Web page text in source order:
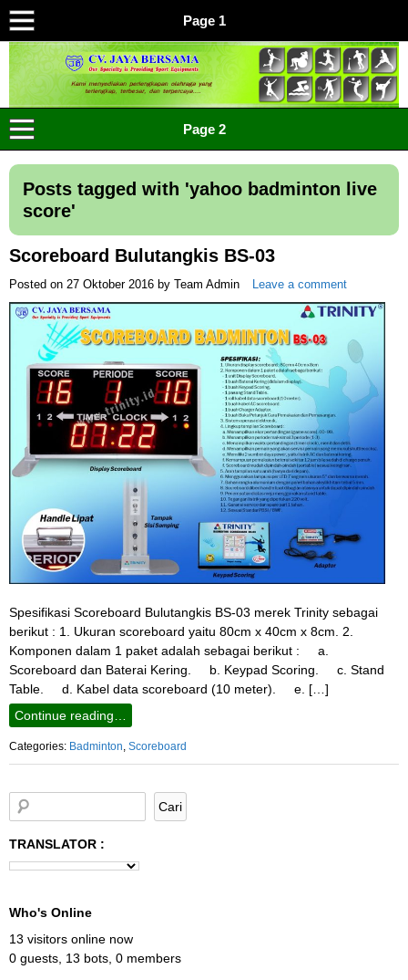
Page 1
CV JAYA BERSAMA Co Id
Menyediakan Semua Perlengkapan Olahraga Yang
Page 2
Posts tagged with 'yahoo badminton live
score'
Scoreboard Bulutangkis BS-03
Posted on 27 Oktober 2016 by Team Admin Leave a comment
Spesifikasi Scoreboard Bulutangkis BS-03 merek Trinity sebagai
berikut : 1. Ukuran scoreboard yaitu 80cm x 40cm x 8cm. 2.
Komponen dalam 1 paket adalah sebagai berikut : a.
Scoreboard dan Baterai Kering. b. Keypad Scoring. c. Stand
Table. d. Kabel data scoreboard (10 meter). e. […]
Continue reading…
Categories: Badminton Scoreboard
TRANSLATOR :
Who's Online
13 visitors online now
0 guests, 13 bots, 0 members